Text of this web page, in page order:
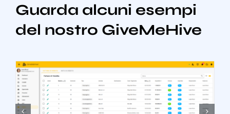
Guarda alcuni esempi
del nostro GiveMeHive